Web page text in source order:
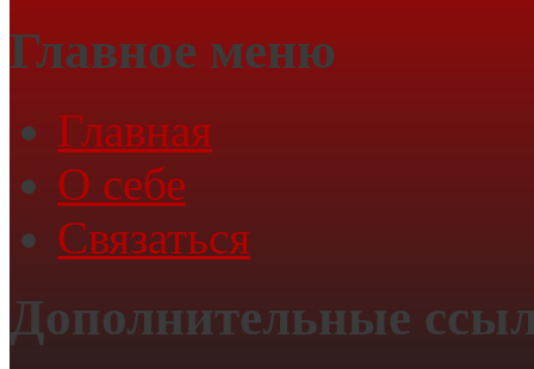
Главное меню
Главная
О себе
Связаться
Дополнительные